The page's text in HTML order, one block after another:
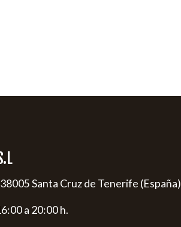
Santa Cruz de Tenerife (España)
a 20:00 h.